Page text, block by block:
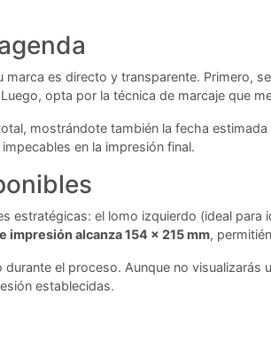
es directo y transparente. Primero,
opta por la técnica de marcaje que
mostrándote también la fecha
en la impresión final.
estratégicas: el lomo izquierdo (ideal
impresión alcanza 154 x 215 mm,
el proceso. Aunque no
establecidas.